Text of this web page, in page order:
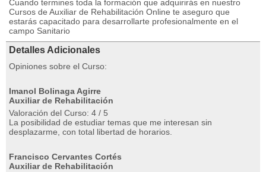
Cuando termines toda la formación que adquirirás en nuestro
Cursos de Auxiliar de Rehabilitación Online te aseguro que
estarás capacitado para desarrollarte profesionalmente en el
campo Sanitario
Detalles Adicionales
Opiniones sobre el Curso:
Imanol Bolinaga Agirre
Auxiliar de Rehabilitación
Valoración del Curso: 4 / 5
La posibilidad de estudiar temas que me interesan sin
desplazarme, con total libertad de horarios.
Francisco Cervantes Cortés
Auxiliar de Rehabilitación